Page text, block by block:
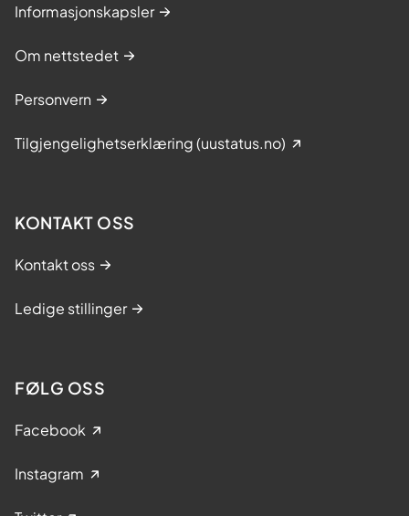
Informasjonskapsler
Om nettstedet
Personvern
Tilgjengelighetserklæring (uustatus.no)
KONTAKT OSS
Kontakt oss
Ledige stillinger
FØLG OSS
Facebook
Instagram